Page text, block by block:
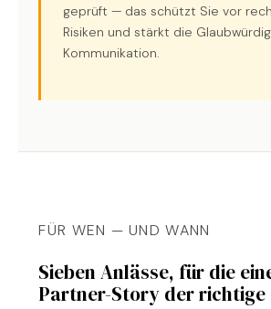
geprüft — das schützt Sie vor
Risiken und stärkt die
Kommunikation.
FÜR WEN — UND WANN
Sieben Anlässe, für die
Partner-Story der richtige